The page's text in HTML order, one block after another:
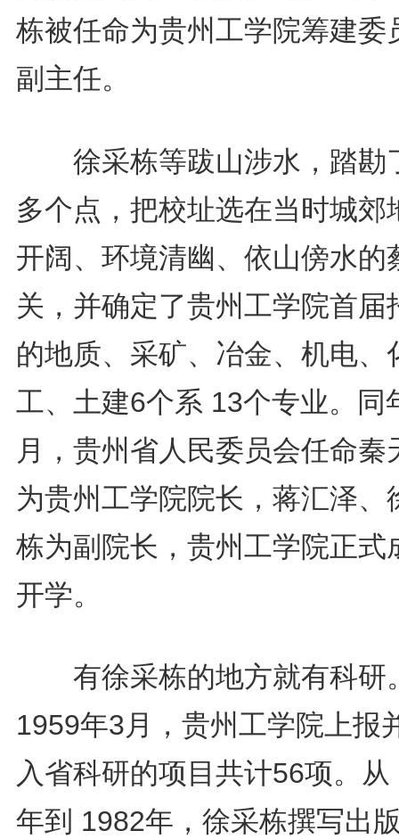
栋被任命为贵州工学院筹建委
副主任。
徐采栋等跋山涉水，踏勘
多个点，把校址选在当时城郊
开阔、环境清幽、依山傍水的
关，并确定了贵州工学院首届
的地质、采矿、冶金、机电、
工、土建6个系 13个专业。同
月，贵州省人民委员会任命秦
为贵州工学院院长，蒋汇泽、
栋为副院长，贵州工学院正式
开学。
有徐采栋的地方就有科研
1959年3月，贵州工学院上报
入省科研的项目共计56项。从
年到 1982年，徐采栋撰写出